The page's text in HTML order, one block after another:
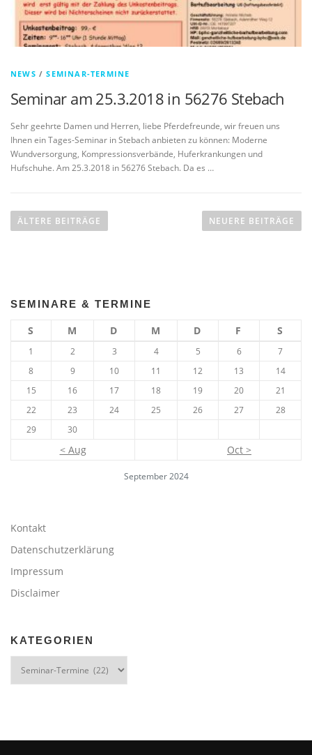
NEWS /SEMINAR-TERMINE
Seminar am 25.3.2018 in 56276 Stebach
Sehr geehrte Damen und Herren, liebe Pferdefreunde, wir freuen uns
Ihnen ein Tages-Seminar in Stebach anbieten zu können: Moderne
Wundversorgung, Kompressionsverbände, Huferkrankungen und
Hufschuhe. Am 25.3.2018 in 56276 Stebach. Da es …
ÄLTERE BEITRÄGE NEUERE BEITRÄGE
SEMINARE & TERMINE
September 2024
S M D M D F S
1 2 3 4 5 6
7
8
9 10 11 12 13
14
15
16 17 18 19 20
21
22
23 24 25 26 27
28
29
30
< Aug Oct >
Kontakt
Datenschutzerklärung
Impressum
Disclaimer
KATEGORIEN